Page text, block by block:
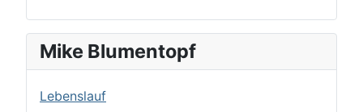
Mike Blumentopf
Lebenslauf